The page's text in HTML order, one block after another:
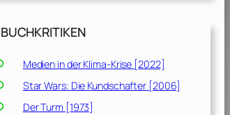
Medien in der Klima-Krise [2022]
Star Wars: Die Kundschafter [2006]
Der Turm [1973]